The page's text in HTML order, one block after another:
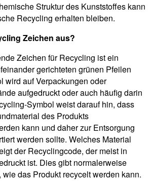
Struktur des Kunststoffes kann
Recycling erhalten bleiben.
Zeichen aus?
Zeichen für Recycling ist ein
gerichteten grünen Pfeilen
wird auf Verpackungen oder
aufgedruckt oder auch häufig darin
Symbol weist darauf hin, dass
des Produkts
kann und daher zur Entsorgung
werden sollte. Welches Material
der Recyclingcode, der meist in
ist. Dies gibt normalerweise
das Produkt recycelt werden kann.